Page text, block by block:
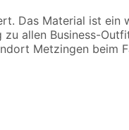
Das Material ist ein
allen Business-
Metzingen beim